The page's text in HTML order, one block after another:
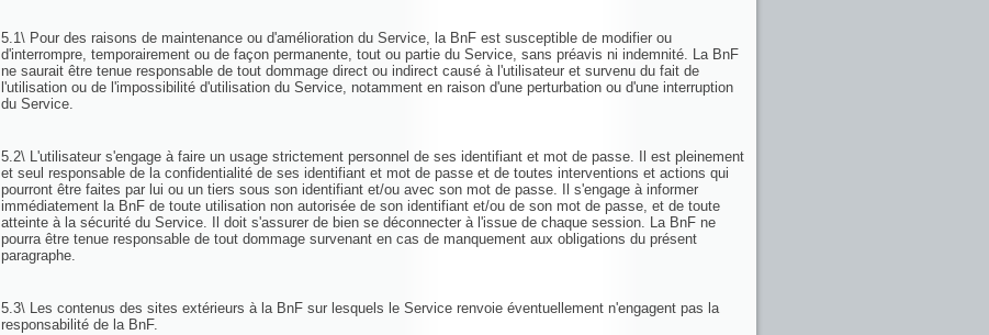
5.1\ Pour des raisons de maintenance ou d'amélioration du Service, la BnF est susceptible de modifier ou
d'interrompre, temporairement ou de façon permanente, tout ou partie du Service, sans préavis ni indemnité. La BnF
ne saurait être tenue responsable de tout dommage direct ou indirect causé à l'utilisateur et survenu du fait de
l'utilisation ou de l'impossibilité d'utilisation du Service, notamment en raison d'une perturbation ou d'une interruption
du Service.
5.2\ L'utilisateur s'engage à faire un usage strictement personnel de ses identifiant et mot de passe. Il est pleinement
et seul responsable de la confidentialité de ses identifiant et mot de passe et de toutes interventions et actions qui
pourront être faites par lui ou un tiers sous son identifiant et/ou avec son mot de passe. Il s'engage à informer
immédiatement la BnF de toute utilisation non autorisée de son identifiant et/ou de son mot de passe, et de toute
atteinte à la sécurité du Service. Il doit s'assurer de bien se déconnecter à l'issue de chaque session. La BnF ne
pourra être tenue responsable de tout dommage survenant en cas de manquement aux obligations du présent
paragraphe.
5.3\ Les contenus des sites extérieurs à la BnF sur lesquels le Service renvoie éventuellement n'engagent pas la
responsabilité de la BnF.